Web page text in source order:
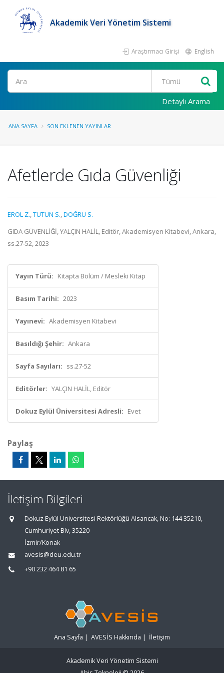
Akademik Veri Yönetim Sistemi
Araştırmacı Girişi English
Ara
Detaylı Arama
ANA SAYFA SON EKLENEN YAYINLAR
Afetlerde Gıda Güvenliği
EROL Z.,TUTUN S.,DOĞRU S.
GIDA GÜVENLİĞİ, YALÇIN HALİL, Editör, Akademisyen Kitabevi, Ankara,
ss.27-52, 2023
Yayın Türü: Kitapta Bölüm / Mesleki Kitap
Basım Tarihi: 2023
Yayınevi: Akademisyen Kitabevi
Basıldığı Şehir: Ankara
Sayfa Sayıları: ss.27-52
Editörler: YALÇIN HALİL, Editör
Dokuz Eylül Üniversitesi Adresli: Evet
Paylaş
İletişim Bilgileri
Dokuz Eylül Üniversitesi Rektörlüğü Alsancak, No: 144 35210,
Cumhuriyet Blv, 35220
İzmir/Konak
avesis@deu.edu.tr
+90 232 464 81 65
Ana Sayfa | AVESİS Hakkında | İletişim
Akademik Veri Yönetim Sistemi